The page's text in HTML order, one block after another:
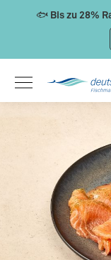
Zum Hauptinhalt
🐟 Bis zu 28%